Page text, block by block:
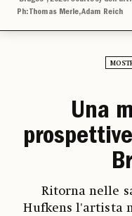
Ph: Thomas Merle, Adam Reich
Una
Ritorna nelle
Hufkens l'artista